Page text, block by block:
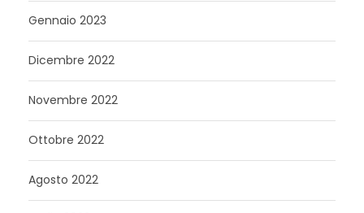
Gennaio 2023
Dicembre 2022
Novembre 2022
Ottobre 2022
Agosto 2022